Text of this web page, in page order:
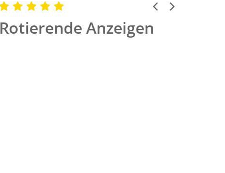
Rotierende Anzeigen
Previous
Next